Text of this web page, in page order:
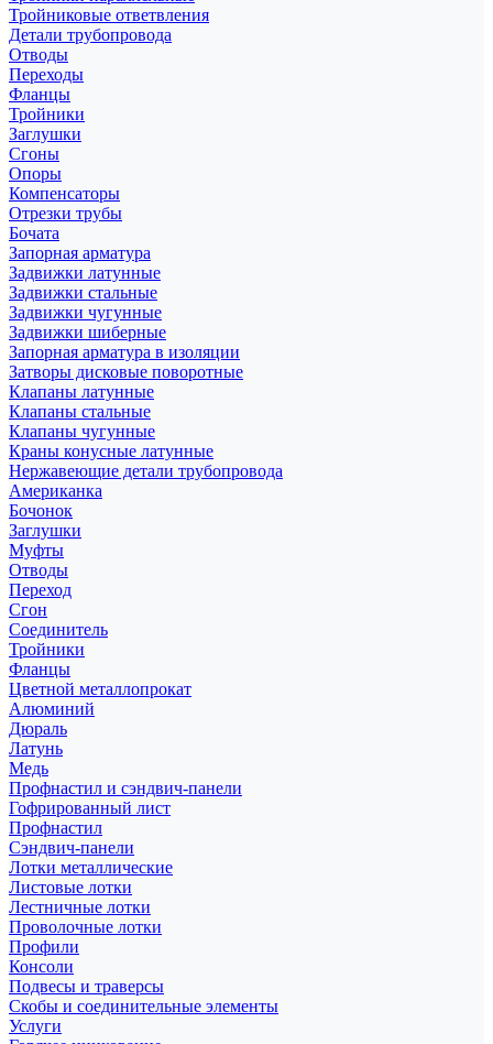
Тройниковые ответвления
Детали трубопровода
Отводы
Переходы
Фланцы
Тройники
Заглушки
Сгоны
Опоры
Компенсаторы
Отрезки трубы
Бочата
Запорная арматура
Задвижки латунные
Задвижки стальные
Задвижки чугунные
Задвижки шиберные
Запорная арматура в изоляции
Затворы дисковые поворотные
Клапаны латунные
Клапаны стальные
Клапаны чугунные
Краны конусные латунные
Нержавеющие детали трубопровода
Американка
Бочонок
Заглушки
Муфты
Отводы
Переход
Сгон
Соединитель
Тройники
Фланцы
Цветной металлопрокат
Алюминий
Дюраль
Латунь
Медь
Профнастил и сэндвич-панели
Гофрированный лист
Профнастил
Сэндвич-панели
Лотки металлические
Листовые лотки
Лестничные лотки
Проволочные лотки
Профили
Консоли
Подвесы и траверсы
Скобы и соединительные элементы
Услуги